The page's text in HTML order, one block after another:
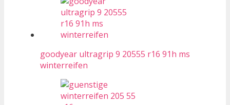
goodyear ultragrip 9 20555 r16 91h ms
winterreifen